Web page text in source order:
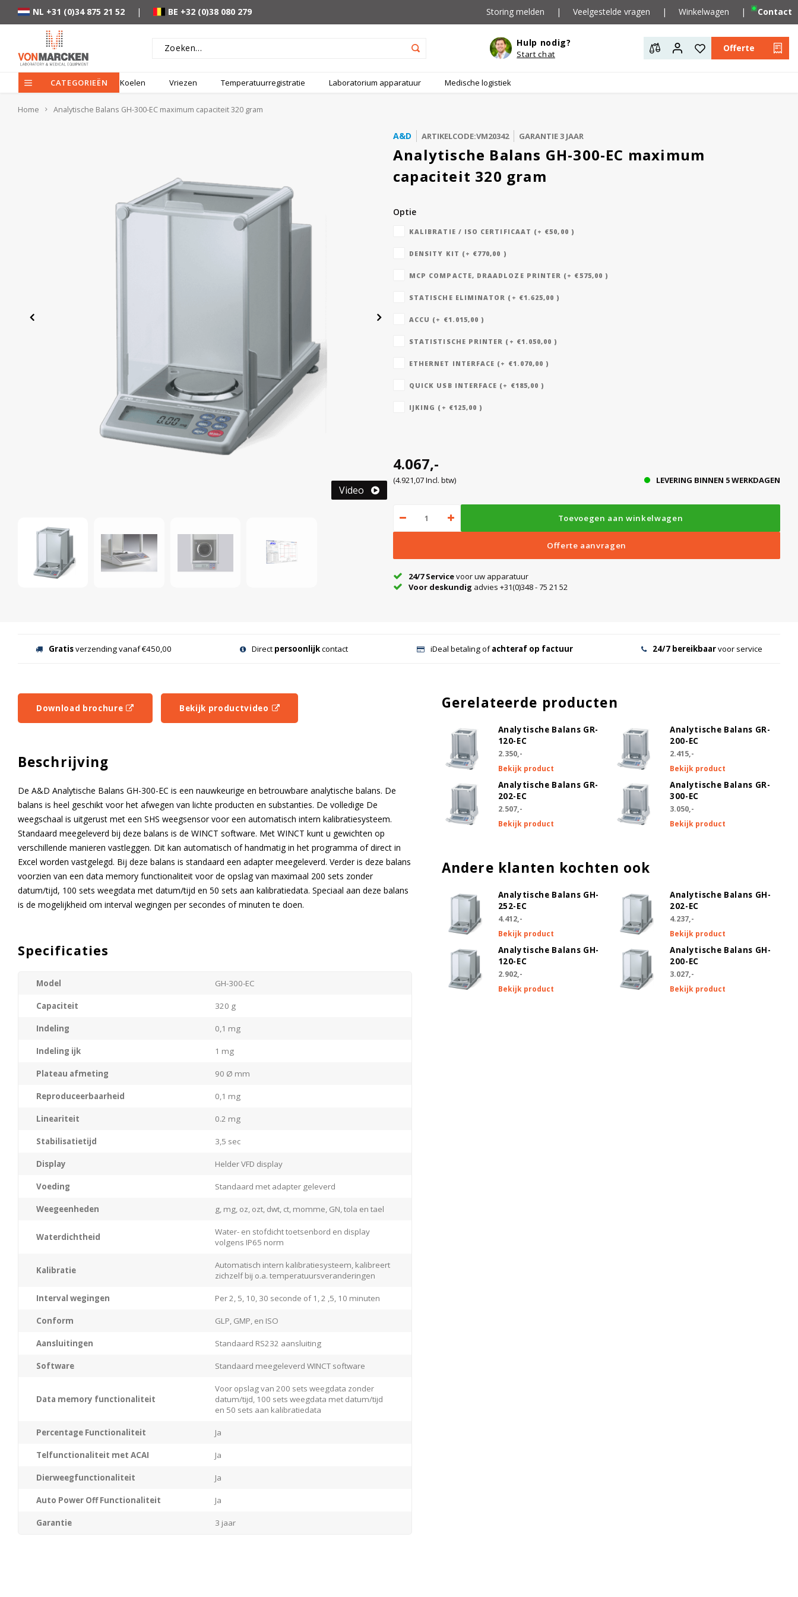
NL +31 (0)34 875 21 52 | BE +32 (0)38 080 279 Storing melden | Veelgestelde vragen | Winkelwagen | Contact
Hulp nodig?
Start chat
Offerte
CATEGORIEËN Koelen Vriezen Temperatuurregistratie Laboratorium apparatuur Medische logistiek
Home Analytische Balans GH-300-EC maximum capaciteit 320 gram
Video
A&D ARTIKELCODE:VM20342 GARANTIE 3 JAAR
Analytische Balans GH-300-EC maximum
capaciteit 320 gram
Optie
KALIBRATIE / ISO CERTIFICAAT (+ €50,00 )
DENSITY KIT (+ €770,00 )
MCP COMPACTE, DRAADLOZE PRINTER (+ €575,00 )
STATISCHE ELIMINATOR (+ €1.625,00 )
ACCU (+ €1.015,00 )
STATISTISCHE PRINTER (+ €1.050,00 )
ETHERNET INTERFACE (+ €1.070,00 )
QUICK USB INTERFACE (+ €185,00 )
IJKING (+ €125,00 )
4.067,-
(4.921,07 Incl. btw) LEVERING BINNEN 5 WERKDAGEN
Toevoegen aan winkelwagen
Offerte aanvragen
24/7 Servicevoor uw apparatuur
Voor deskundig advies +31(0)348 - 75 21 52
Gratisverzending vanaf €450,00 Direct persoonlijkcontact iDeal betaling ofachteraf op factuur 24/7 bereikbaarvoor service
Download brochure Bekijk productvideo
Beschrijving
De A&D Analytische Balans GH-300-EC is een nauwkeurige en betrouwbare analytische balans. De
balans is heel geschikt voor het afwegen van lichte producten en substanties. De volledige De
weegschaal is uitgerust met een SHS weegsensor voor een automatisch intern kalibratiesysteem.
Standaard meegeleverd bij deze balans is de WINCT software. Met WINCT kunt u gewichten op
verschillende manieren vastleggen. Dit kan automatisch of handmatig in het programma of direct in
Excel worden vastgelegd. Bij deze balans is standaard een adapter meegeleverd. Verder is deze balans
voorzien van een data memory functionaliteit voor de opslag van maximaal 200 sets zonder
datum/tijd, 100 sets weegdata met datum/tijd en 50 sets aan kalibratiedata. Speciaal aan deze balans
is de mogelijkheid om interval wegingen per secondes of minuten te doen.
Specificaties
Model GH-300-EC
Capaciteit 320 g
Indeling 0,1 mg
Indeling ijk 1 mg
Plateau afmeting 90 Ø mm
Reproduceerbaarheid 0,1 mg
Lineariteit 0.2 mg
Stabilisatietijd 3,5 sec
Display Helder VFD display
Voeding Standaard met adapter geleverd
Weegeenheden g, mg, oz, ozt, dwt, ct, momme, GN, tola en tael
Waterdichtheid
Water- en stofdicht toetsenbord en display
volgens IP65 norm
Kalibratie
Automatisch intern kalibratiesysteem, kalibreert
zichzelf bij o.a. temperatuursveranderingen
Interval wegingen Per 2, 5, 10, 30 seconde of 1, 2 ,5, 10 minuten
Conform GLP, GMP, en ISO
Aansluitingen Standaard RS232 aansluiting
Software Standaard meegeleverd WINCT software
Data memory functionaliteit
Voor opslag van 200 sets weegdata zonder
datum/tijd, 100 sets weegdata met datum/tijd
en 50 sets aan kalibratiedata
Percentage Functionaliteit Ja
Telfunctionaliteit met ACAI Ja
Dierweegfunctionaliteit Ja
Auto Power Off Functionaliteit Ja
Garantie 3 jaar
Gerelateerde producten
Analytische Balans GR-
120-EC
2.350,-
Bekijk product
Analytische Balans GR-
200-EC
2.415,-
Bekijk product
Analytische Balans GR-
202-EC
2.507,-
Bekijk product
Analytische Balans GR-
300-EC
3.050,-
Bekijk product
Andere klanten kochten ook
Analytische Balans GH-
252-EC
4.412,-
Bekijk product
Analytische Balans GH-
202-EC
4.237,-
Bekijk product
Analytische Balans GH-
120-EC
2.902,-
Bekijk product
Analytische Balans GH-
200-EC
3.027,-
Bekijk product